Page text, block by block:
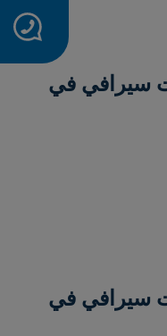
سيرافي في
سيرافي في